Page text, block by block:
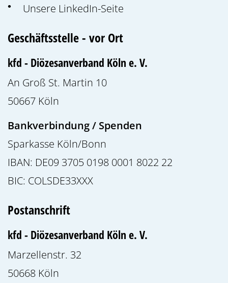
Unsere LinkedIn-Seite
Geschäftsstelle - vor Ort
kfd - Diözesanverband Köln e. V.
An Groß St. Martin 10
50667 Köln
Bankverbindung / Spenden
Sparkasse Köln/Bonn
IBAN: DE09 3705 0198 0001 8022 22
BIC: COLSDE33XXX
Postanschrift
kfd - Diözesanverband Köln e. V.
Marzellenstr. 32
50668 Köln